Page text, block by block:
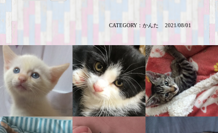
CATEGORY：かんた 2021/08/01